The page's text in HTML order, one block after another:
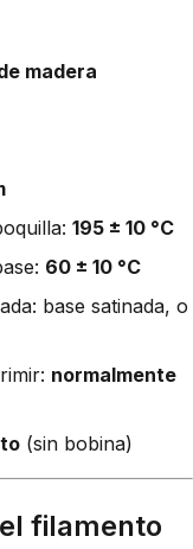
madera
195 ± 10 °C
60 ± 10 °C
base satinada, o
normalmente
(sin bobina)
filamento